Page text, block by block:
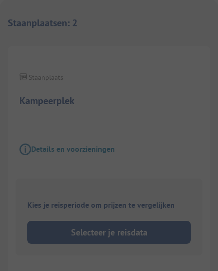
Staanplaatsen: 2
Kampeerplek
Staanplaats
Details en voorzieningen
Kies je reisperiode om prijzen te vergelijken
Selecteer je reisdata